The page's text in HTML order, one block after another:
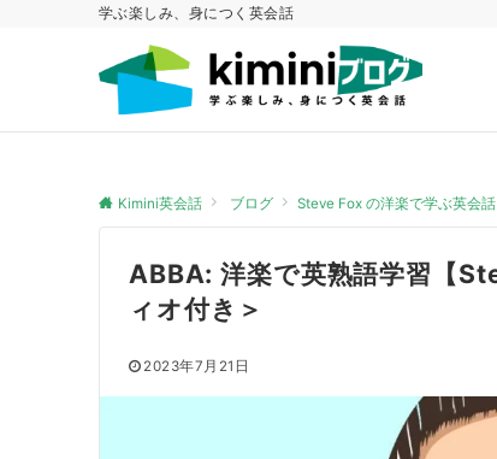
学ぶ楽しみ、身につく英会話
Kimini英会話 ブログ Steve Fox の洋楽で学ぶ英会
ABBA: 洋楽で英熟語学習【
ィオ付き＞
2023年7月21日